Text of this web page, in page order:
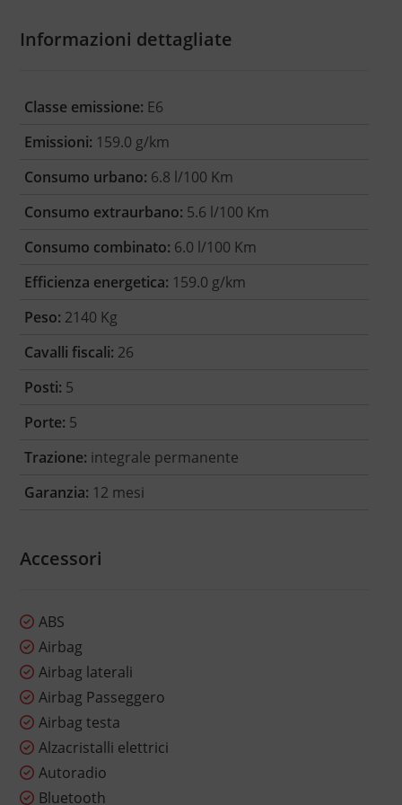
Informazioni dettagliate
Classe emissione: E6
Emissioni: 159.0 g/km
Consumo urbano: 6.8 l/100 Km
Consumo extraurbano: 5.6 l/100 Km
Consumo combinato: 6.0 l/100 Km
Efficienza energetica: 159.0 g/km
Peso: 2140 Kg
Cavalli fiscali: 26
Posti: 5
Porte: 5
Trazione: integrale permanente
Garanzia: 12 mesi
Accessori
ABS
Airbag
Airbag laterali
Airbag Passeggero
Airbag testa
Alzacristalli elettrici
Autoradio
Bluetooth